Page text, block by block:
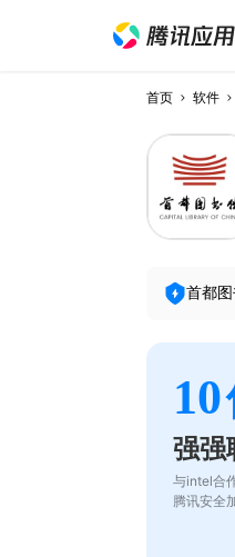
首页 软件
首都
10
强强
与intel合
腾讯安全